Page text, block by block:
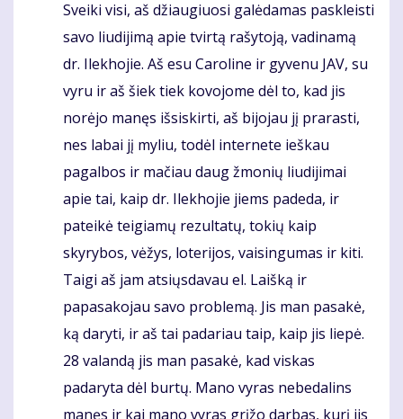
Komentaras
Sveiki visi, aš džiaugiuosi galėdamas paskleisti
savo liudijimą apie tvirtą rašytoją, vadinamą
dr. Ilekhojie. Aš esu Caroline ir gyvenu JAV, su
vyru ir aš šiek tiek kovojome dėl to, kad jis
norėjo manęs išsiskirti, aš bijojau jį prarasti,
nes labai jį myliu, todėl internete ieškau
pagalbos ir mačiau daug žmonių liudijimai
apie tai, kaip dr. Ilekhojie jiems padeda, ir
pateikė teigiamų rezultatų, tokių kaip
skyrybos, vėžys, loterijos, vaisingumas ir kiti.
Taigi aš jam atsiųsdavau el. Laišką ir
papasakojau savo problemą. Jis man pasakė,
ką daryti, ir aš tai padariau taip, kaip jis liepė.
28 valandą jis man pasakė, kad viskas
padaryta dėl burtų. Mano vyras nebedalins
manęs ir kai mano vyras grįžo darbas, kurį jis